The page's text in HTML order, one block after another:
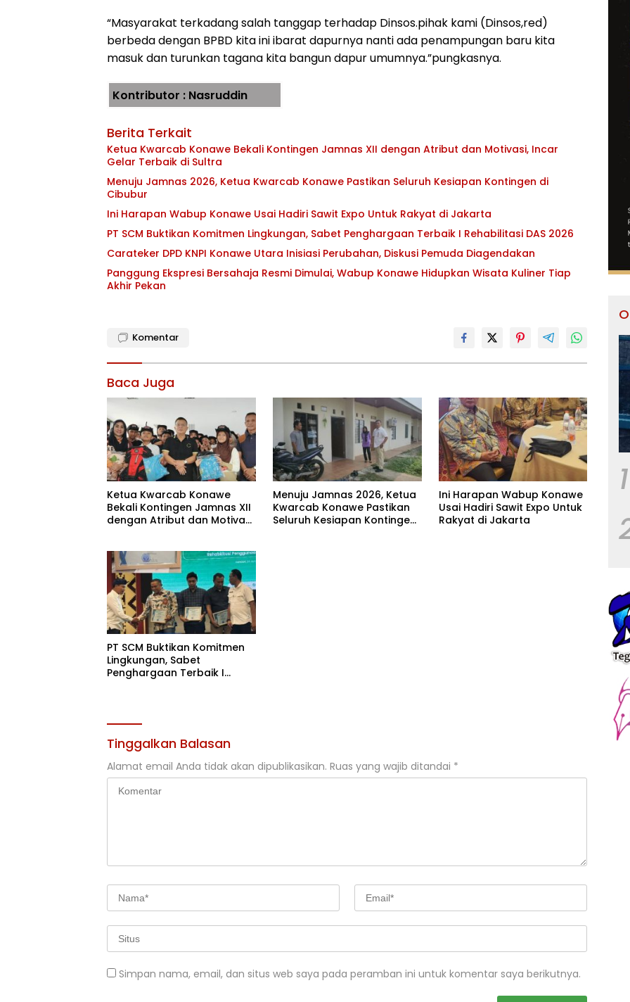
“Masyarakat terkadang salah tanggap terhadap Dinsos.pihak kami (Dinsos,red)
berbeda dengan BPBD kita ini ibarat dapurnya nanti ada penampungan baru kita
masuk dan turunkan tagana kita bangun dapur umumnya.”pungkasnya.
Kontributor : Nasruddin
Berita Terkait
Ketua Kwarcab Konawe Bekali Kontingen Jamnas XII dengan Atribut dan Motivasi, Incar
Gelar Terbaik di Sultra
Menuju Jamnas 2026, Ketua Kwarcab Konawe Pastikan Seluruh Kesiapan Kontingen di
Cibubur
Ini Harapan Wabup Konawe Usai Hadiri Sawit Expo Untuk Rakyat di Jakarta
PT SCM Buktikan Komitmen Lingkungan, Sabet Penghargaan Terbaik I Rehabilitasi DAS 2026
Carateker DPD KNPI Konawe Utara Inisiasi Perubahan, Diskusi Pemuda Diagendakan
Panggung Ekspresi Bersahaja Resmi Dimulai, Wabup Konawe Hidupkan Wisata Kuliner Tiap
Akhir Pekan
Komentar
Baca Juga
Ketua Kwarcab Konawe
Bekali Kontingen Jamnas XII
dengan Atribut dan Motivasi,
Menuju Jamnas 2026, Ketua
Kwarcab Konawe Pastikan
Seluruh Kesiapan Kontingen
Ini Harapan Wabup Konawe
Usai Hadiri Sawit Expo Untuk
Rakyat di Jakarta
PT SCM Buktikan Komitmen
Lingkungan, Sabet
Penghargaan Terbaik I
Tinggalkan Balasan
Alamat email Anda tidak akan dipublikasikan. Ruas yang wajib ditandai *
Simpan nama, email, dan situs web saya pada peramban ini untuk komentar saya berikutnya.
1